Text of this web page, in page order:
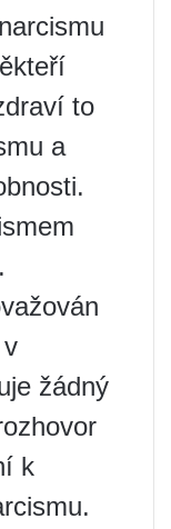
to
a
žádný
k